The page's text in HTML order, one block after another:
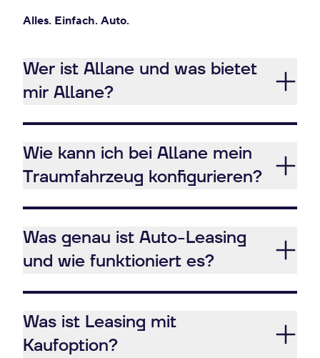
Alles. Einfach. Auto.
Wer ist Allane und was bietet
mir Allane?
Wie kann ich bei Allane mein
Traumfahrzeug konfigurieren?
Was genau ist Auto-Leasing
und wie funktioniert es?
Was ist Leasing mit
Kaufoption?